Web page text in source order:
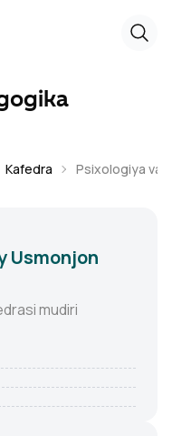
Kafedra Psixologiya va
Usmonjon
mudiri